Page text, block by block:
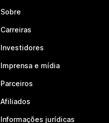
Sobre
Carreiras
Investidores
Imprensa e mídia
Parceiros
Afiliados
Informações jurídicas